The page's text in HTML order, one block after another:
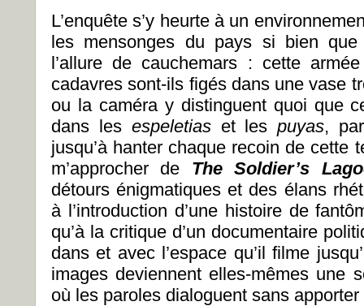
L’enquête s’y heurte à un
les mensonges du pays si bien
l’allure de cauchemars : cette
cadavres sont-ils figés dans une vase
ou la caméra y distinguent quoi que
dans les espeletias et lespuyas,
jusqu’à hanter chaque recoin de cette
m’approcher de The Soldier’s
détours énigmatiques et des élans
à l’introduction d’une histoire de
qu’à la critique d’un documentaire
dans et avec l’espace qu’il filme
images deviennent elles-mêmes une
où les paroles dialoguent sans